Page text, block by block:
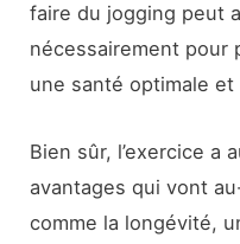
faire du jogging peut
nécessairement pour
une santé optimale
Bien sûr, l’exercice a
avantages qui vont
comme la longévité,